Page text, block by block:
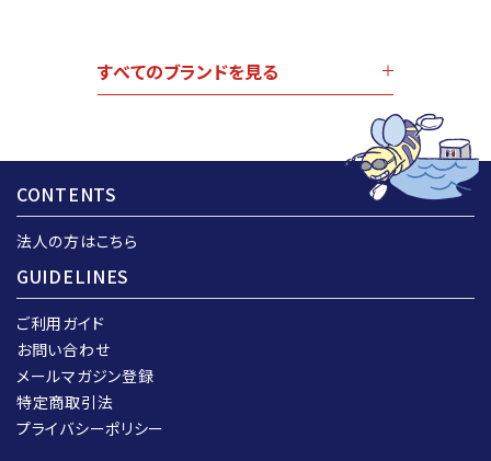
すべてのブランドを見る
CONTENTS
法人の方はこちら
GUIDELINES
ご利用ガイド
お問い合わせ
メールマガジン登録
特定商取引法
プライバシーポリシー